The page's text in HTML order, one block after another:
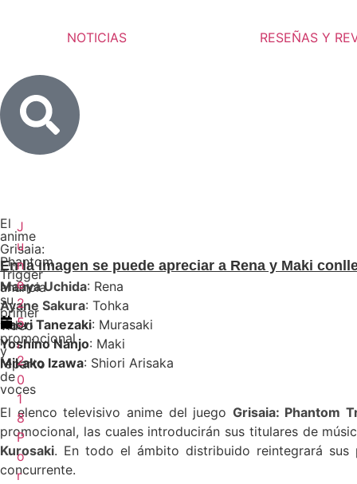
NOTICIAS RESEÑAS Y
El
anime
Grisaia:
Phantom
Trigger
anuncia
su
primer
video
promocional
y
reparto
de
voces
J
u
n
e
2
5
,
2
0
1
8
P
o
r
En la imagen se puede apreciar a Rena y Maki
Maaya Uchida: Rena
Ayane Sakura: Tohka
Kaori Tanezaki: Murasaki
Yoshino Nanjo: Maki
Mikako Izawa: Shiori Arisaka
El elenco televisivo anime del juego Grisaia: Phantom
promocional, las cuales introducirán sus titulares de
Kurosaki. En todo el ámbito distribuido reintegrará
concurrente.